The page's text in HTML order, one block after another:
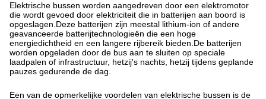
Elektrische bussen worden aangedreven door een elektromotor
die wordt gevoed door elektriciteit die in batterijen aan boord is
opgeslagen.Deze batterijen zijn meestal lithium-ion of andere
geavanceerde batterijtechnologieën die een hoge
energiedichtheid en een langere rijbereik bieden.De batterijen
worden opgeladen door de bus aan te sluiten op speciale
laadpalen of infrastructuur, hetzij's nachts, hetzij tijdens geplande
pauzes gedurende de dag.
Een van de opmerkelijke voordelen van elektrische bussen is de